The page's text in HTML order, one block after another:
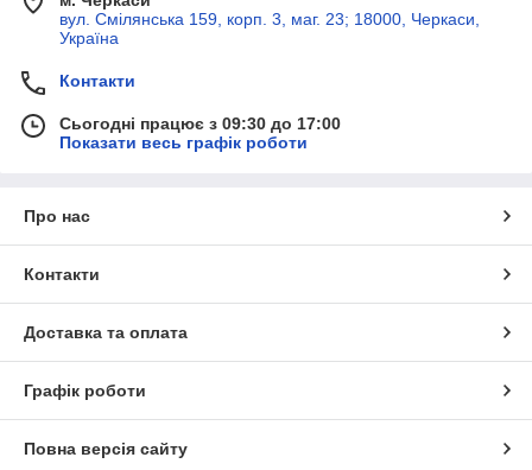
вул. Смілянська 159, корп. 3, маг. 23; 18000, Черкаси,
Україна
Контакти
Сьогодні працює з 09:30 до 17:00
Показати весь графік роботи
Про нас
Контакти
Доставка та оплата
Графік роботи
Повна версія сайту